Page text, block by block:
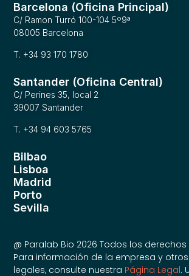
Barcelona (Oficina Principal)
C/ Ramon Turró 100-104 5º9ª
08005 Barcelona
T. +34 93 170 1780
Santander (Oficina Central)
C/ Perines 35, local 2
39007 Santander
T. +34 94 603 5765
Bilbao
Lisboa
Madrid
Porto
Sevilla
@ Paralab Bio 2026 Todos los
Para información de la empresa y
legales, consulte nuestra Página Legal.